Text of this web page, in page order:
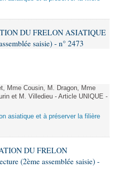
DU FRELON ASIATIQUE
saisie) - n° 2473
Mme Cousin, M. Dragon, Mme
et M. Villedieu - Article UNIQUE -
asiatique et à préserver la filière
DU FRELON
(2ème assemblée saisie) -